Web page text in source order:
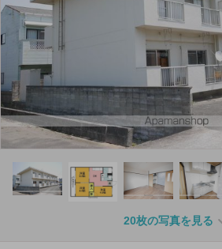
20枚の写真を見る